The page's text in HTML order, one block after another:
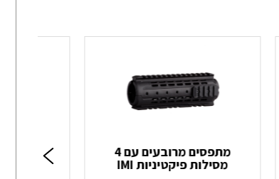
מתפסים מרובעים עם 4
מסילות פיקטיניות IMI